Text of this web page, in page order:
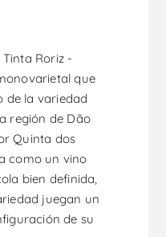
Roriz -
que
de la variedad
región de Dão
Quinta dos
como un vino
bien definida,
juegan un
de su